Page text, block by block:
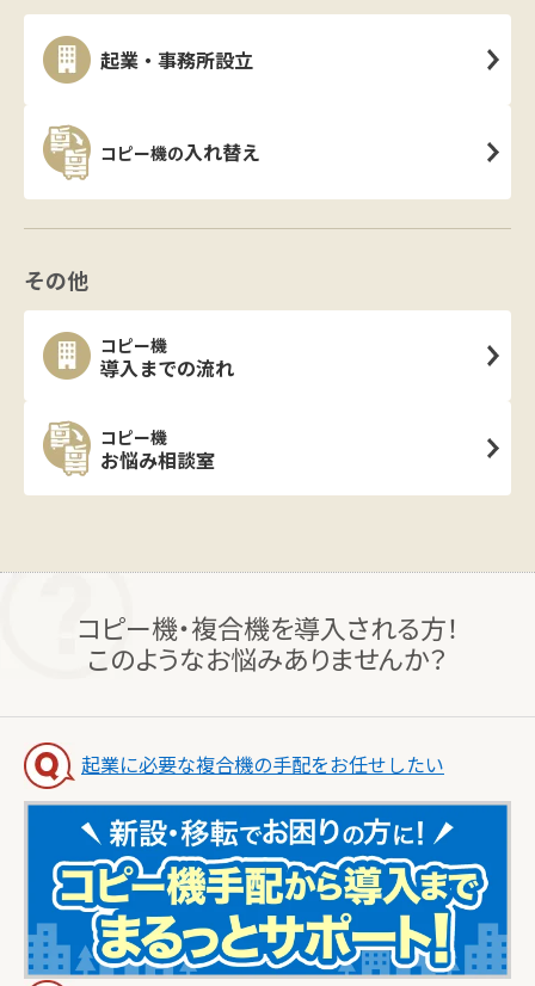
起業・事務所設立
コピー機の入れ替え
その他
コピー機
導入までの流れ
コピー機
お悩み相談室
コピー機・複合機を導入される方！
このようなお悩みありませんか？
起業に必要な複合機の手配をお任せしたい